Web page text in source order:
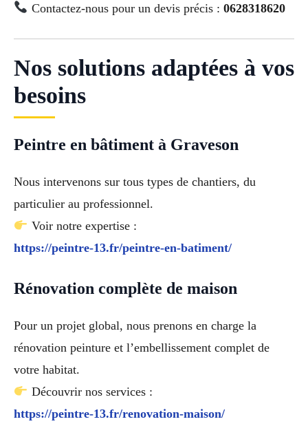
Contactez-nous pour un devis précis : 0628318620
Nos solutions adaptées à vos
besoins
Peintre en bâtiment à Graveson
Nous intervenons sur tous types de chantiers, du
particulier au professionnel.
Voir notre expertise :
https://peintre-13.fr/peintre-en-batiment/
Rénovation complète de maison
Pour un projet global, nous prenons en charge la
rénovation peinture et l’embellissement complet de
votre habitat.
Découvrir nos services :
https://peintre-13.fr/renovation-maison/